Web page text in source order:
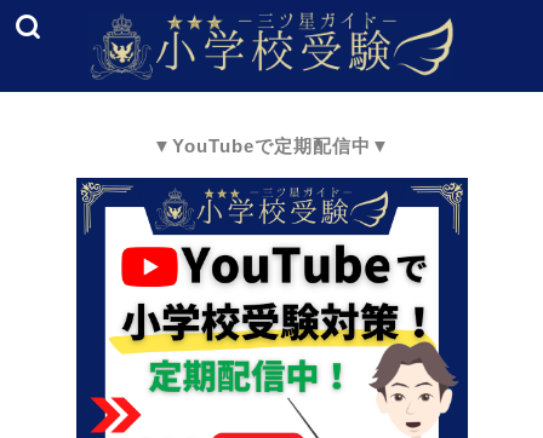
▼YouTubeで定期配信中▼